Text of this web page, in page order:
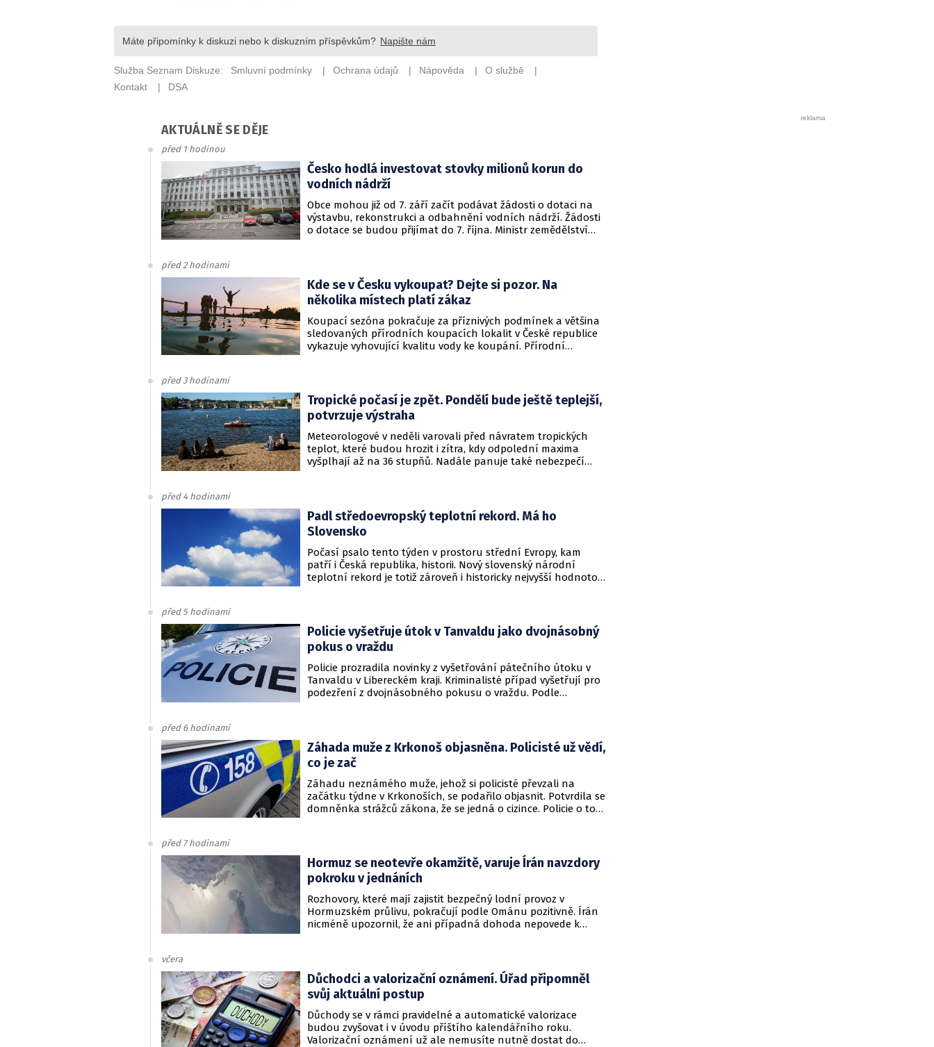
AKTUÁLNĚ SE DĚJE
před 1 hodinou
Česko hodlá investovat stovky milionů korun do
vodních nádrží
Obce mohou již od 7. září začít podávat žádosti o dotaci na
výstavbu, rekonstrukci a odbahnění vodních nádrží. Žádosti
o dotace se budou přijímat do 7. října. Ministr zemědělství
tocích – 3. etapa. Informovalo o tom ministerstvo
zemědělství.
před 2 hodinami
Kde se v Česku vykoupat? Dejte si pozor. Na
několika místech platí zákaz
Koupací sezóna pokračuje za příznivých podmínek a většina
sledovaných přírodních koupacích lokalit v České republice
vykazuje vyhovující kvalitu vody ke koupání. Přírodní
často přesahujícími 30 °C.
před 3 hodinami
Tropické počasí je zpět. Pondělí bude ještě teplejší,
potvrzuje výstraha
Meteorologové v neděli varovali před návratem tropických
teplot, které budou hrozit i zítra, kdy odpolední maxima
vyšplhají až na 36 stupňů. Nadále panuje také nebezpečí
před 4 hodinami
Padl středoevropský teplotní rekord. Má ho
Slovensko
Počasí psalo tento týden v prostoru střední Evropy, kam
patří i Česká republika, historii. Nový slovenský národní
teplotní rekord je totiž zároveň i historicky nejvyšší hodnotou
před 5 hodinami
Policie vyšetřuje útok v Tanvaldu jako dvojnásobný
pokus o vraždu
Policie prozradila novinky z vyšetřování pátečního útoku v
Tanvaldu v Libereckém kraji. Kriminalisté případ vyšetřují pro
podezření z dvojnásobného pokusu o vraždu. Podle
před 6 hodinami
Záhada muže z Krkonoš objasněna. Policisté už vědí,
co je zač
Záhadu neznámého muže, jehož si policisté převzali na
začátku týdne v Krkonoších, se podařilo objasnit. Potvrdila se
domněnka strážců zákona, že se jedná o cizince. Policie o tom
před 7 hodinami
Hormuz se neotevře okamžitě, varuje Írán navzdory
pokroku v jednáních
Rozhovory, které mají zajistit bezpečný lodní provoz v
Hormuzském průlivu, pokračují podle Ománu pozitivně. Írán
nicméně upozornil, že ani případná dohoda nepovede k
včera
Důchodci a valorizační oznámení. Úřad připomněl
svůj aktuální postup
Důchody se v rámci pravidelné a automatické valorizace
budou zvyšovat i v úvodu příštího kalendářního roku.
Valorizační oznámení už ale nemusíte nutně dostat do